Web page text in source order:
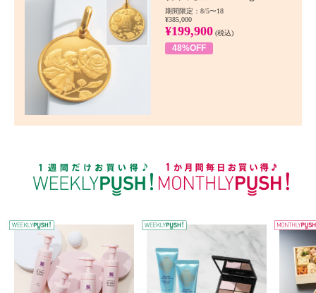
期間限定：8/5〜18
¥385,000
¥199,900 (税込)
48%OFF
WEEKLY PUSH